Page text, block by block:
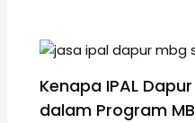
Kenapa IPAL
dalam Program